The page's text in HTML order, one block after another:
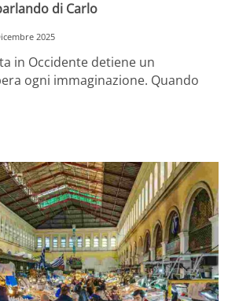
di Carlo
2025
in Occidente detiene un
ogni immaginazione. Quando